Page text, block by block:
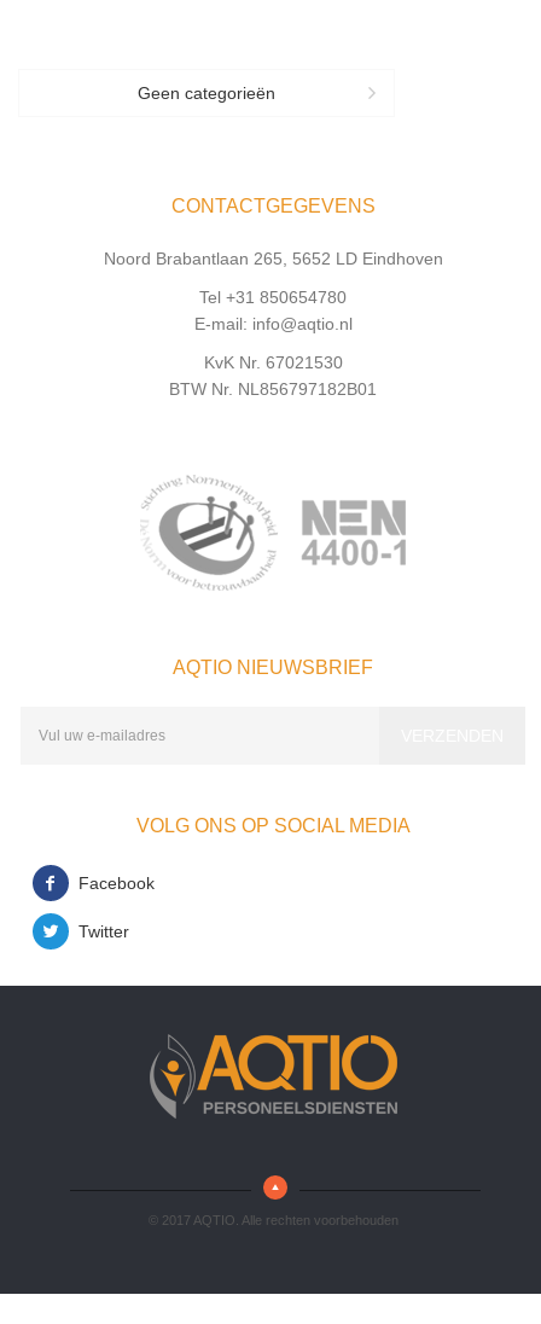
Geen categorieën
CONTACTGEGEVENS
Noord Brabantlaan 265, 5652 LD Eindhoven
Tel +31 850654780
E-mail: info@aqtio.nl
KvK Nr. 67021530
BTW Nr. NL856797182B01
AQTIO NIEUWSBRIEF
VOLG ONS OP SOCIAL MEDIA
Facebook
Twitter
© 2017 AQTIO. Alle rechten voorbehouden